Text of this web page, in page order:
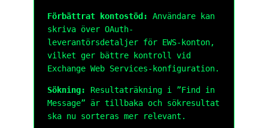
Förbättrat kontostöd:
Användare kan
skriva över OAuth-
leverantörsdetaljer för EWS-konton,
vilket ger bättre kontroll vid
Exchange Web Services-konfiguration.
Sökning:
Resultaträkning i ”Find in
Message” är tillbaka och sökresultat
ska nu sorteras mer relevant.